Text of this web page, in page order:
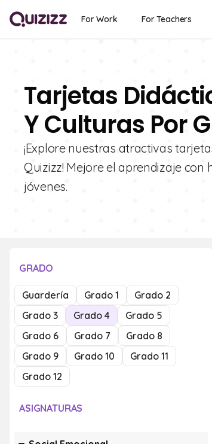
For Work For Teachers
Tarjetas
Y Culturas Por
¡Explore nuestras atractivas
Quizizz! Mejore el aprendizaje
jóvenes.
GRADO
Guardería Grado 1
Grado 2
Grado 3
Grado 4
Grado 5
Grado 6
Grado 7
Grado 8
Grado 9
Grado 10
Grado 11
Grado 12
ASIGNATURAS